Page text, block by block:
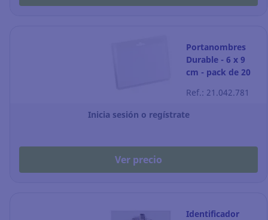
Portanombres
Durable - 6 x 9
cm - pack de 20
Ref.: 21.042.781
Inicia sesión o regístrate
Ver precio
Identificador